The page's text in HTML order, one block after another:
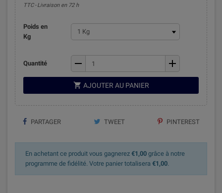
TTC Livraison en 72 h
Poids en
Kg
Quantité remove add
 AJOUTER AU PANIER
PARTAGER TWEET PINTEREST
En achetant ce produit vous gagnerez €1,00 grâce à notre
programme de fidélité. Votre panier totalisera €1,00.